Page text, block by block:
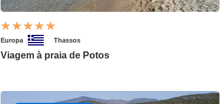
Europa Thassos
Viagem à praia de Potos